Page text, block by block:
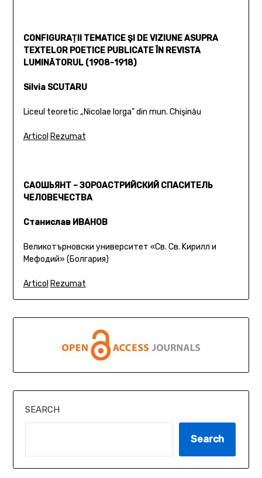
CONFIGURAŢII TEMATICE ŞI DE VIZIUNE ASUPRA
TEXTELOR POETICE PUBLICATE ÎN REVISTA
LUMINĂTORUL (1908-1918)
Silvia SCUTARU
Liceul teoretic „Nicolae Iorga” din mun. Chişinău
Articol Rezumat
САОШЬЯНТ – ЗОРОАСТРИЙСКИЙ СПАСИТЕЛЬ
ЧЕЛОВЕЧЕСТВА
Станислав ИВАНОВ
Великотърновски университет «Cв. Cв. Kирилл и
Мефодий» (Болгария)
Articol Rezumat
SEARCH
Search